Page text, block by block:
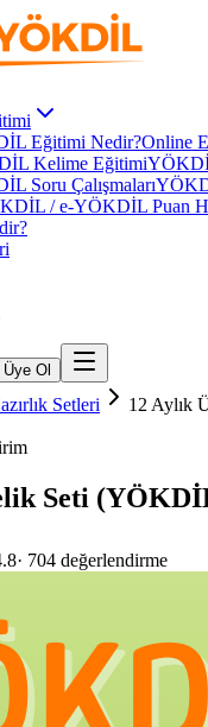
Eğitimi Nedir?Online
Kelime Eğitimi
Soru Çalışmaları
/ e-YÖKDİL Puan
Ol
Setleri
12 Aylık
Seti
· 704 değerlendirme